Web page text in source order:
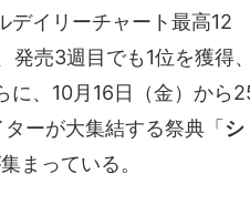
デイリーチャート最高12
売3週目でも1位を獲得、
に、10月16日（金）から
ーが大集結する祭典「 シ
まっている。